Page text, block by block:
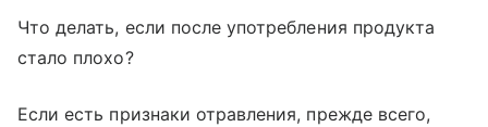
Что делать, если после употребления продукта
стало плохо?
Если есть признаки отравления, прежде всего,